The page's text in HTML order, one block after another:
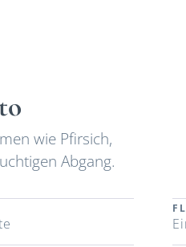
wie Pfirsich,
Abgang.